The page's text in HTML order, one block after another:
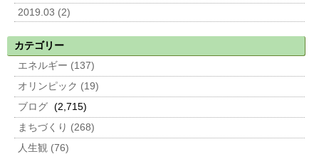
2019.03 (2)
カテゴリー
エネルギー (137)
オリンピック (19)
ブログ (2,715)
まちづくり (268)
人生観 (76)